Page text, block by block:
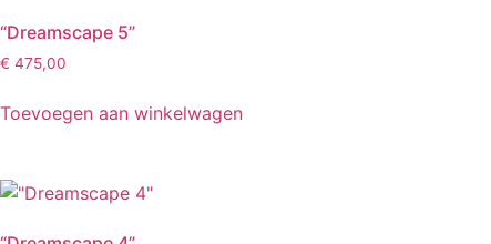
“Dreamscape 5”
€ 475,00
Toevoegen aan winkelwagen